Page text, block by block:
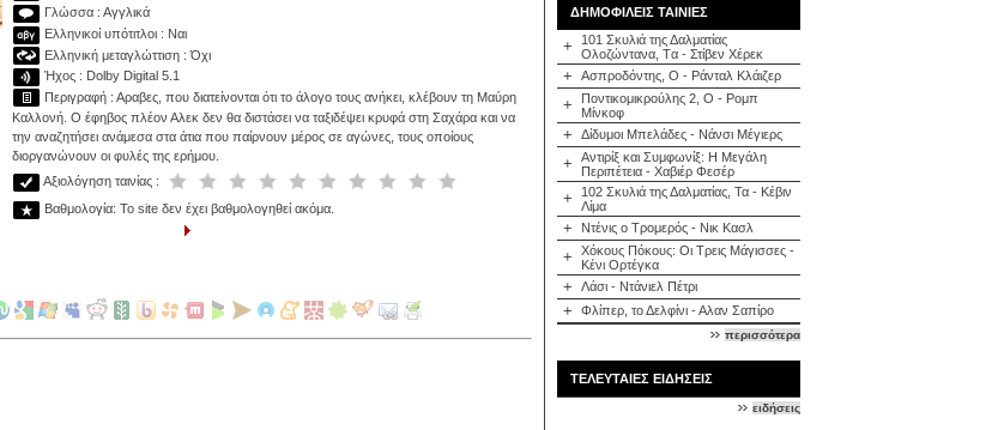
Γλώσσα : Αγγλικά
Ελληνικοί υπότιτλοι : Ναι
Ελληνική μεταγλώττιση : Όχι
Ήχος : Dolby Digital 5.1
Περιγραφή : Αραβες, που διατείνονται ότι το άλογο τους ανήκει, κλέβουν τη Μαύρη
Καλλονή. Ο έφηβος πλέον Αλεκ δεν θα διστάσει να ταξιδέψει κρυφά στη Σαχάρα και να
την αναζητήσει ανάμεσα στα άτια που παίρνουν μέρος σε αγώνες, τους οποίους
διοργανώνουν οι φυλές της ερήμου.
Αξιολόγηση ταινίας :
Βαθμολογία: Το site δεν έχει βαθμολογηθεί ακόμα.
ΔΗΜΟΦΙΛΕΙΣ ΤΑΙΝΙΕΣ
+
101 Σκυλιά της Δαλματίας
Ολοζώντανα, Tα - Στίβεν Χέρεκ
+ Ασπροδόντης, Ο - Ράνταλ Κλάιζερ
+
Ποντικομικρούλης 2, Ο - Ρομπ
Μίνκοφ
+ Δίδυμοι Μπελάδες - Νάνσι Μέγιερς
+
Αντιρίξ και Συμφωνίξ: Η Μεγάλη
Περιπέτεια - Χαβιέρ Φεσέρ
+
102 Σκυλιά της Δαλματίας, Τα - Κέβιν
Λίμα
+ Ντένις ο Τρομερός - Νικ Κασλ
+
Χόκους Πόκους: Οι Τρεις Μάγισσες -
Κένι Ορτέγκα
+ Λάσι - Ντάνιελ Πέτρι
+ Φλίπερ, το Δελφίνι - Αλαν Σαπίρο
περισσότερα
ΤΕΛΕΥΤΑΙΕΣ ΕΙΔΗΣΕΙΣ
ειδήσεις